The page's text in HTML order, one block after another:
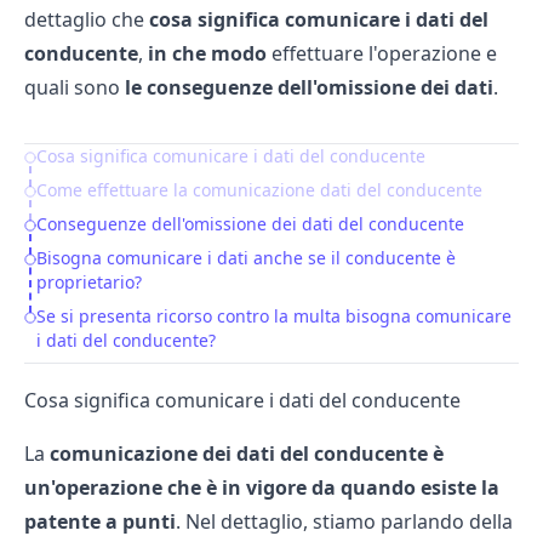
dettaglio checosa significa comunicare i dati del
conducente, in che modo effettuare l'operazione e
quali sono le conseguenze dell'omissione dei dati.
Table of Contents
Cosa significa comunicare i dati del conducente
Come effettuare la comunicazione dati del conducente
Conseguenze dell'omissione dei dati del conducente
Bisogna comunicare i dati anche se il conducente è
proprietario?
Se si presenta ricorso contro la multa bisogna comunicare
i dati del conducente?
Cosa significa comunicare i dati del conducente
La comunicazione dei dati del conducente è
un'operazione che è in vigore da quando esiste la
patente a punti. Nel dettaglio, stiamo parlando della